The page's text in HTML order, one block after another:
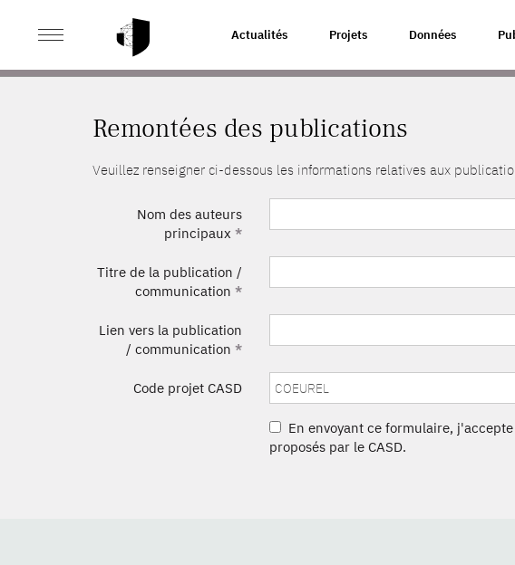
Actualités Projets Données
ACCUEIL REMONTÉES DES PUBLICATIONS
Remontées des publications
Veuillez renseigner ci-dessous les informations relatives aux
Nom des auteurs
principaux *
Titre de la publication /
communication *
Lien vers la publication
/ communication *
Code projet CASD
En envoyant ce formulaire,
proposés par le CASD.